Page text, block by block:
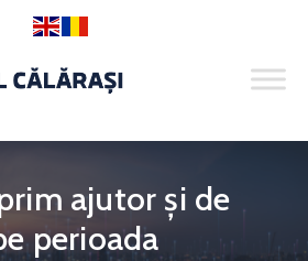
ajutor și de
perioada